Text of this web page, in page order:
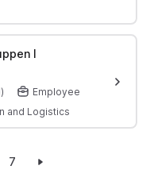
I
Employee
and Logistics
7